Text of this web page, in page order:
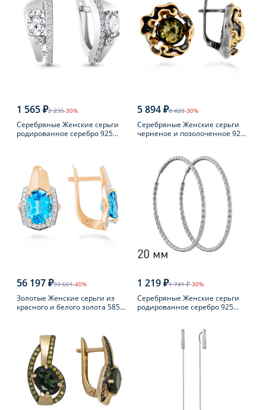
1 565 ₽2 235-30%
Серебряные Женские серьги
родированное серебро 925
5 894 ₽8 420-30%
Серебряные Женские серьги
черненое и позолоченное 925
56 197 ₽93 661-40%
Золотые Женские серьги из
красного и белого золота 585
1 219 ₽1 741 ₽-30%
Серебряные Женские серьги
родированное серебро 925